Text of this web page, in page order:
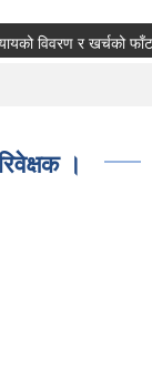
र खर्चको फाँटबारी
।